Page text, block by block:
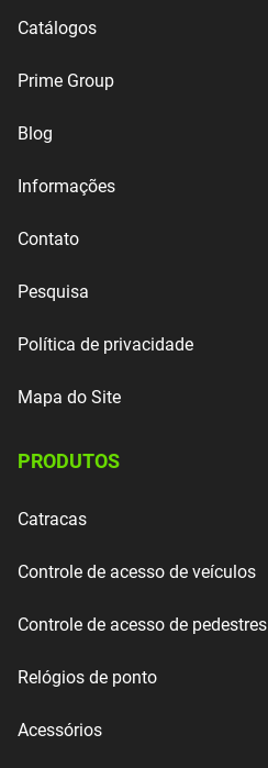
Catálogos
Prime Group
Blog
Informações
Contato
Pesquisa
Política de privacidade
Mapa do Site
PRODUTOS
Catracas
Controle de acesso de veículos
Controle de acesso de pedestres
Relógios de ponto
Acessórios